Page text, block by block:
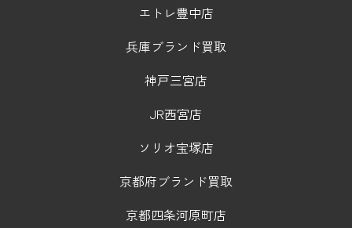
エトレ豊中店
兵庫ブランド買取
神戸三宮店
JR西宮店
ソリオ宝塚店
京都府ブランド買取
京都四条河原町店